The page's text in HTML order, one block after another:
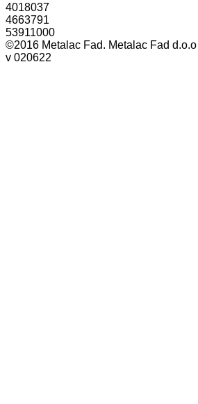
4018037
4663791
53911000
©2016 Metalac Fad. Metalac Fad d.o.o
v 020622